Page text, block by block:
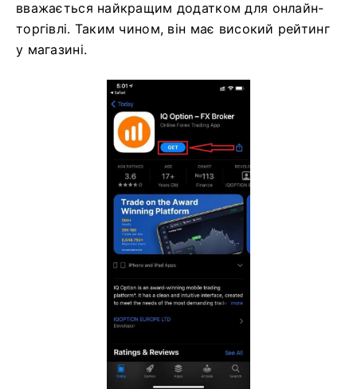
вважається найкращим додатком для онлайн-
торгівлі. Таким чином, він має високий рейтинг
у магазині.